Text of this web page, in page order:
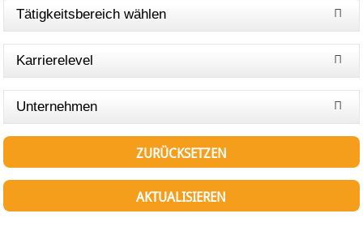
Tätigkeitsbereich wählen
Karrierelevel
Unternehmen
ZURÜCKSETZEN
AKTUALISIEREN